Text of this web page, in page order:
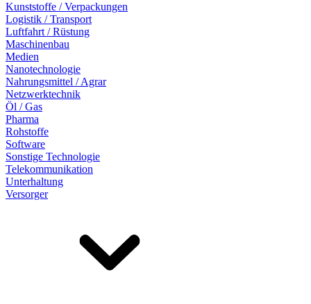
Kunststoffe / Verpackungen
Logistik / Transport
Luftfahrt / Rüstung
Maschinenbau
Medien
Nanotechnologie
Nahrungsmittel / Agrar
Netzwerktechnik
Öl / Gas
Pharma
Rohstoffe
Software
Sonstige Technologie
Telekommunikation
Unterhaltung
Versorger